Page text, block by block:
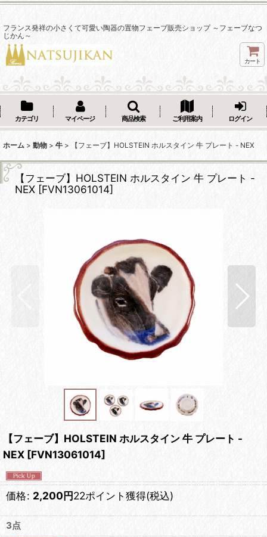
フランス発祥の小さくて可愛い陶器の置物フェーブ販売ショップ ～フェーブなつ
じかん～
カート
カテゴリ マイページ 商品検索 ご利用案内 ログイン
ホーム > 動物 > 牛 > 【フェーブ】HOLSTEIN ホルスタイン 牛 プレート - NEX
【フェーブ】HOLSTEIN ホルスタイン 牛 プレート -
NEX [FVN13061014]
【フェーブ】HOLSTEIN ホルスタイン 牛 プレート -
NEX [FVN13061014]
価格: 2,200円22ポイント獲得(税込)
3点